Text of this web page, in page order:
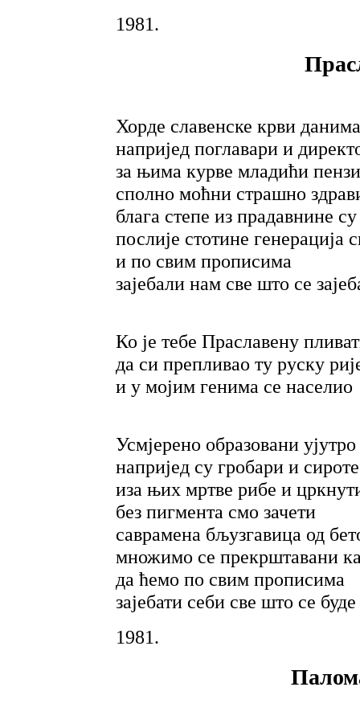
1981.
Хорде славенске крви
напријед поглавари и
за њима курве младићи
сполно моћни страшно
блага степе из прадавнине
послије стотине генерација
и по свим прописима
зајебали нам све што се
Ко је тебе Праславену
да си препливао ту руску
и у мојим генима се населио
Усмјерено образовани
напријед су гробари и сироте
иза њих мртве рибе и
без пигмента смо зачети
саврамена бљузгавица од
множимо се прекрштавани
да ћемо по свим прописима
зајебати себи све што се буде
1981.